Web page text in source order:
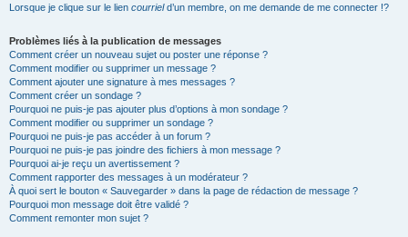
Lorsque je clique sur le lien courrield’un membre, on me demande de me connecter !?
Problèmes liés à la publication de messages
Comment créer un nouveau sujet ou poster une réponse ?
Comment modifier ou supprimer un message ?
Comment ajouter une signature à mes messages ?
Comment créer un sondage ?
Pourquoi ne puis-je pas ajouter plus d’options à mon sondage ?
Comment modifier ou supprimer un sondage ?
Pourquoi ne puis-je pas accéder à un forum ?
Pourquoi ne puis-je pas joindre des fichiers à mon message ?
Pourquoi ai-je reçu un avertissement ?
Comment rapporter des messages à un modérateur ?
À quoi sert le bouton « Sauvegarder » dans la page de rédaction de message ?
Pourquoi mon message doit être validé ?
Comment remonter mon sujet ?